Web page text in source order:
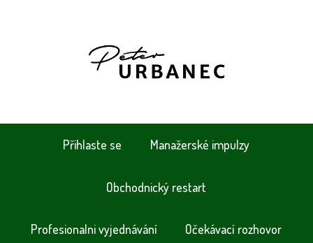
Přihlaste se Manažerské impulzy
Obchodnický restart
Profesionalni vyjednávání Očekávací rozhovor